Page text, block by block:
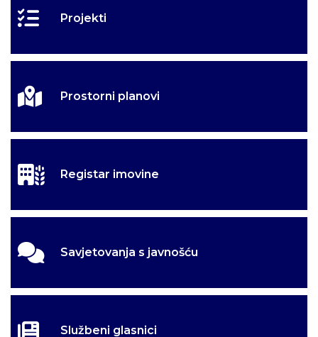
Projekti
Prostorni planovi
Registar imovine
Savjetovanja s javnošću
Službeni glasnici